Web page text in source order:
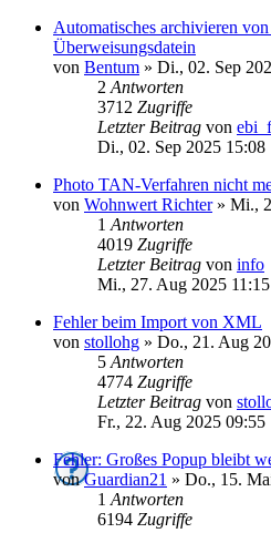
Automatisches archivieren
Überweisungsdatein
von Bentum » Di., 02. Sep
2 Antworten
3712 Zugriffe
Letzter Beitrag von ebi_f
Di., 02. Sep 2025 15:08
Photo TAN-Verfahren nicht
von Wohnwert Richter» Mi.,
1 Antworten
4019 Zugriffe
Letzter Beitrag von info
Mi., 27. Aug 2025 11:15
Fehler beim Import von XML
von stollohg » Do., 21. Aug
5 Antworten
4774 Zugriffe
Letzter Beitrag von
Fr., 22. Aug 2025 09:55
Fehler: Großes Popup bleibt
vonGuardian21 » Do., 15.
1 Antworten
6194 Zugriffe